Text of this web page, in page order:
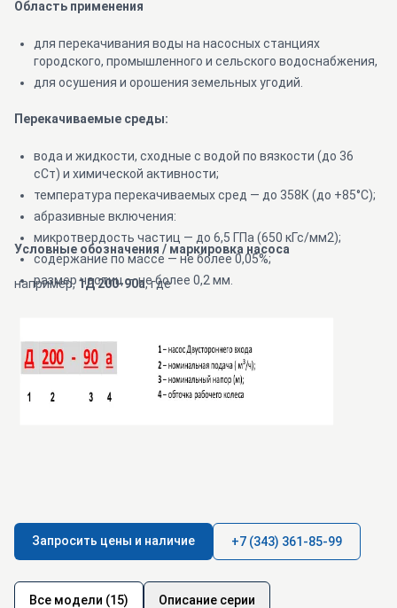
Область применения
для перекачивания воды на насосных станциях
городского, промышленного и сельского водоснабжения,
для осушения и орошения земельных угодий.
Перекачиваемые среды:
вода и жидкости, сходные с водой по вязкости (до 36
сСт) и химической активности;
температура перекачиваемых сред — до 358К (до +85°С);
абразивные включения:
микротвердость частиц — до 6,5 ГПа (650 кГс/мм2);
содержание по массе — не более 0,05%;
размер частиц — не более 0,2 мм.
Условные обозначения / маркировка насоса
например,1Д 200-90а, где
Запросить цены и наличие +7 (343) 361-85-99
Все модели (15) Описание серии